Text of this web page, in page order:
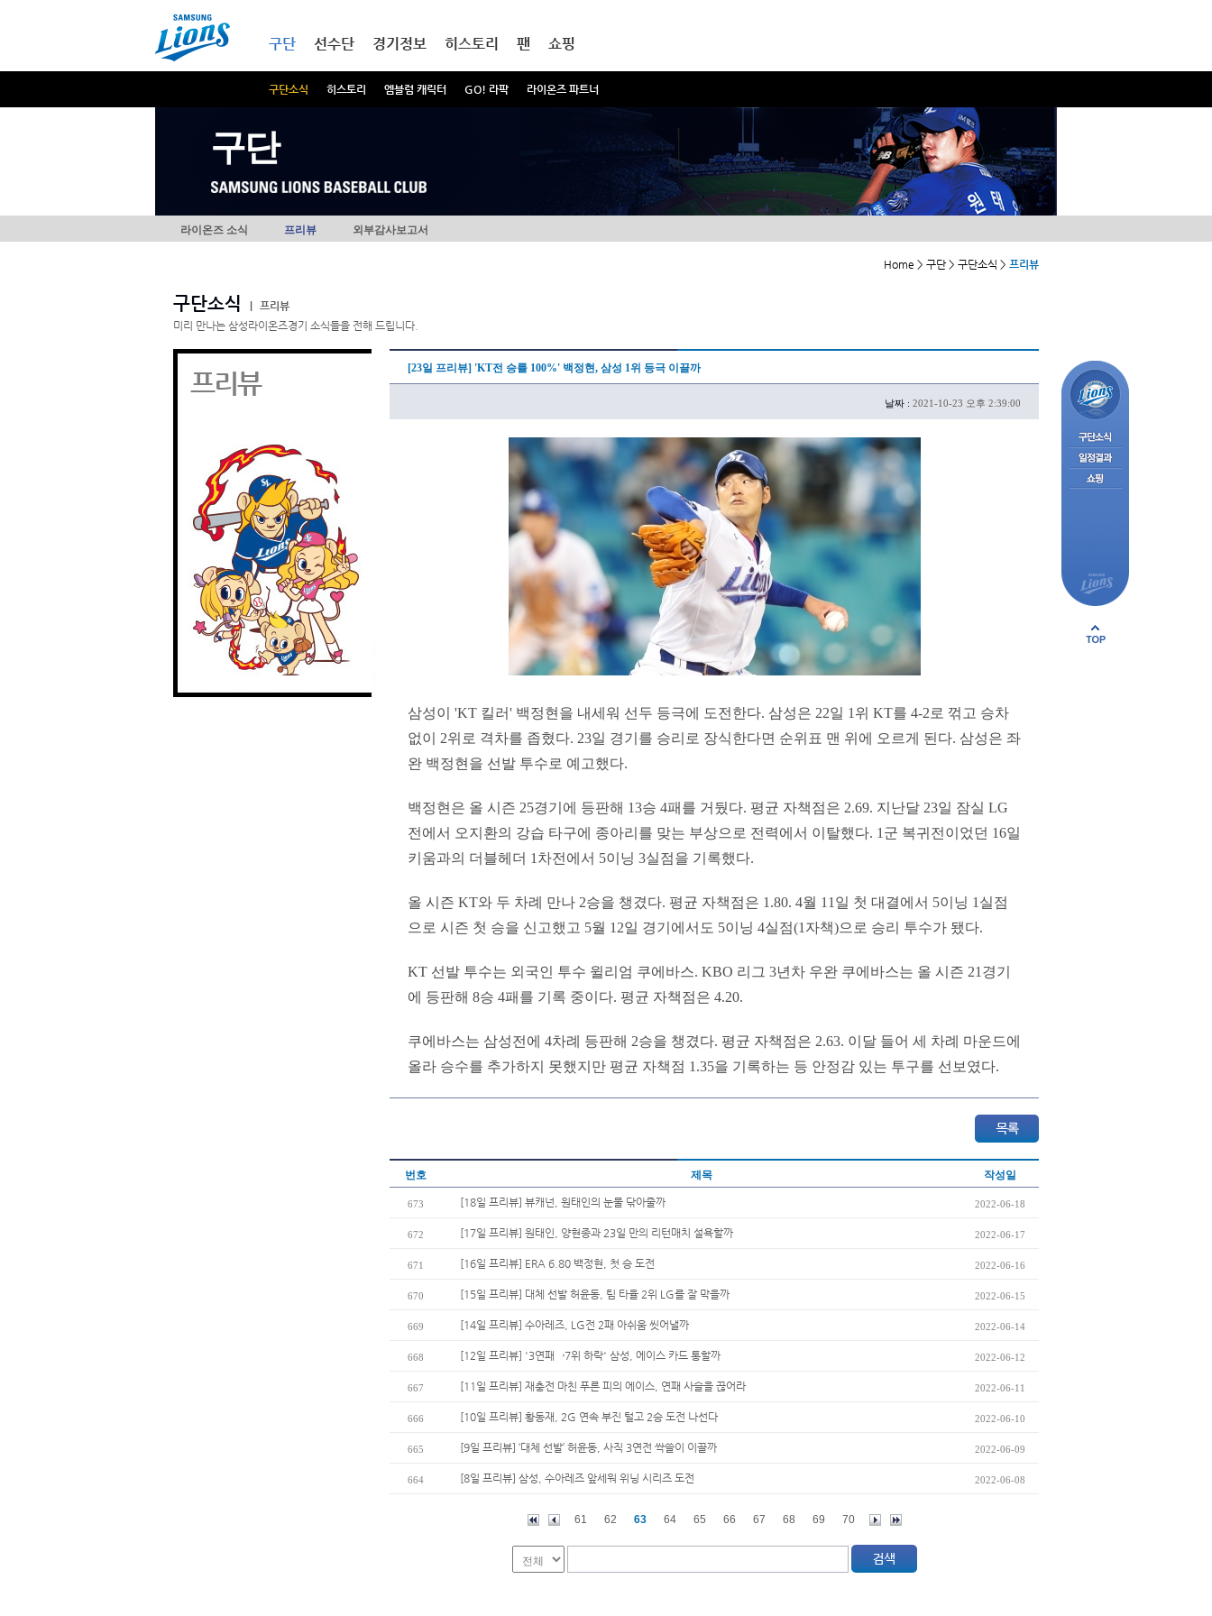
구단
구단소식 히스토리 엠블럼 캐릭터 GO! 라팍 라이온즈 파트너
선수단 경기정보 히스토리 팬 쇼핑
구단
라이온즈 소식 프리뷰 외부감사보고서
Home > 구단 > 구단소식 > 프리뷰
구단소식
프리뷰
미리 만나는 삼성라이온즈경기 소식들을 전해 드립니다.
프리뷰 [23일 프리뷰] 'KT전 승률 100%' 백정현, 삼성 1위 등극 이끌까
날짜 : 2021-10-23 오후 2:39:00
삼성이 'KT 킬러' 백정현을 내세워 선두 등극에 도전한다. 삼성은 22일 1위 KT를 4-2로 꺾고 승차
없이 2위로 격차를 좁혔다. 23일 경기를 승리로 장식한다면 순위표 맨 위에 오르게 된다. 삼성은 좌
완 백정현을 선발 투수로 예고했다.
백정현은 올 시즌 25경기에 등판해 13승 4패를 거뒀다. 평균 자책점은 2.69. 지난달 23일 잠실 LG
전에서 오지환의 강습 타구에 종아리를 맞는 부상으로 전력에서 이탈했다. 1군 복귀전이었던 16일
키움과의 더블헤더 1차전에서 5이닝 3실점을 기록했다.
올 시즌 KT와 두 차례 만나 2승을 챙겼다. 평균 자책점은 1.80. 4월 11일 첫 대결에서 5이닝 1실점
으로 시즌 첫 승을 신고했고 5월 12일 경기에서도 5이닝 4실점(1자책)으로 승리 투수가 됐다.
KT 선발 투수는 외국인 투수 윌리엄 쿠에바스. KBO 리그 3년차 우완 쿠에바스는 올 시즌 21경기
에 등판해 8승 4패를 기록 중이다. 평균 자책점은 4.20.
쿠에바스는 삼성전에 4차례 등판해 2승을 챙겼다. 평균 자책점은 2.63. 이달 들어 세 차례 마운드에
올라 승수를 추가하지 못했지만 평균 자책점 1.35을 기록하는 등 안정감 있는 투구를 선보였다.
번호 제목 작성일
673 [18일 프리뷰] 뷰캐넌, 원태인의 눈물 닦아줄까 2022-06-18
672 [17일 프리뷰] 원태인, 양현종과 23일 만의 리턴매치 설욕할까 2022-06-17
671 [16일 프리뷰] ERA 6.80 백정현, 첫 승 도전 2022-06-16
670 [15일 프리뷰] 대체 선발 허윤동, 팀 타율 2위 LG를 잘 막을까 2022-06-15
669 [14일 프리뷰] 수아레즈, LG전 2패 아쉬움 씻어낼까 2022-06-14
668 [12일 프리뷰] '3연패→7위 하락' 삼성, 에이스 카드 통할까 2022-06-12
667 [11일 프리뷰] 재충전 마친 푸른 피의 에이스, 연패 사슬을 끊어라 2022-06-11
666 [10일 프리뷰] 황동재, 2G 연속 부진 털고 2승 도전 나선다 2022-06-10
665 [9일 프리뷰] ‘대체 선발’ 허윤동, 사직 3연전 싹쓸이 이끌까 2022-06-09
664 [8일 프리뷰] 삼성, 수아레즈 앞세워 위닝 시리즈 도전 2022-06-08
61 62 63 64 65 66 67 68 69 70